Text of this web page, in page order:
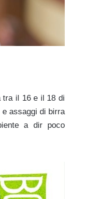
tra il 16 e il 18 di
assaggi di birra
a dir poco